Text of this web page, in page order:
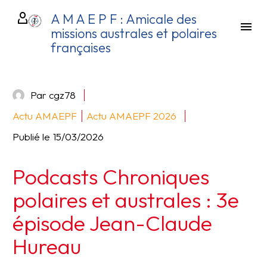
A M A E P F : Amicale des
missions australes et polaires
françaises
Par cgz78
Actu AMAEPF
Actu AMAEPF 2026
Publié le 15/03/2026
Podcasts Chroniques
polaires et australes : 3e
épisode Jean-Claude
Hureau